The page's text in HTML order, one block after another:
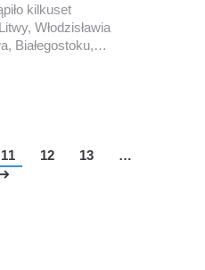
kilkuset
Włodzisławia
Białegostoku,…
11 12 13
…